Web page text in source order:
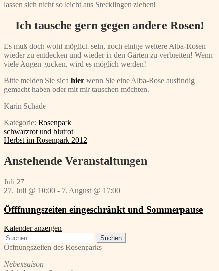
lassen sich nicht so leicht aus Stecklingen ziehen!
Ich tausche gern gegen andere Rosen!
Es muß doch wohl möglich sein, noch einige weitere Alba-Rosen
wieder zu entdecken und wieder in den Gärten zu verbreiten! Wenn
viele Augen gucken, wird es möglich werden!
Bitte melden Sie sich hier wenn Sie eine Alba-Rose ausfindig
gemacht haben oder mit mir tauschen möchten.
Karin Schade
Kategorie: Rosenpark
Beitragsnavigation
Vorheriger
Beitrag:
schwarzrot und blutrot
Nächster
Herbst im Rosenpark 2012
Anstehende Veranstaltungen
Juli 27
27. Juli @ 10:00 - 7. August @ 17:00
Öfffnungszeiten eingeschränkt und Sommerpause
Kalender anzeigen
Suchen
nach:
Öffnungszeiten des Rosenparks
Nebensaison